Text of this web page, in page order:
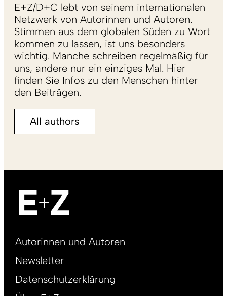
E+Z/D+C lebt von seinem internationalen
Netzwerk von Autorinnen und Autoren.
Stimmen aus dem globalen Süden zu Wort
kommen zu lassen, ist uns besonders
wichtig. Manche schreiben regelmäßig für
uns, andere nur ein einziges Mal. Hier
finden Sie Infos zu den Menschen hinter
den Beiträgen.
All authors
Footer
DE
Autorinnen und Autoren
Newsletter
Datenschutzerklärung